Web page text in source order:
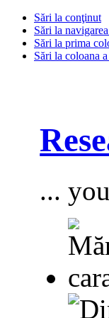
Sări la conţinut
Sări la
Sări la prima
Sări la coloana
...